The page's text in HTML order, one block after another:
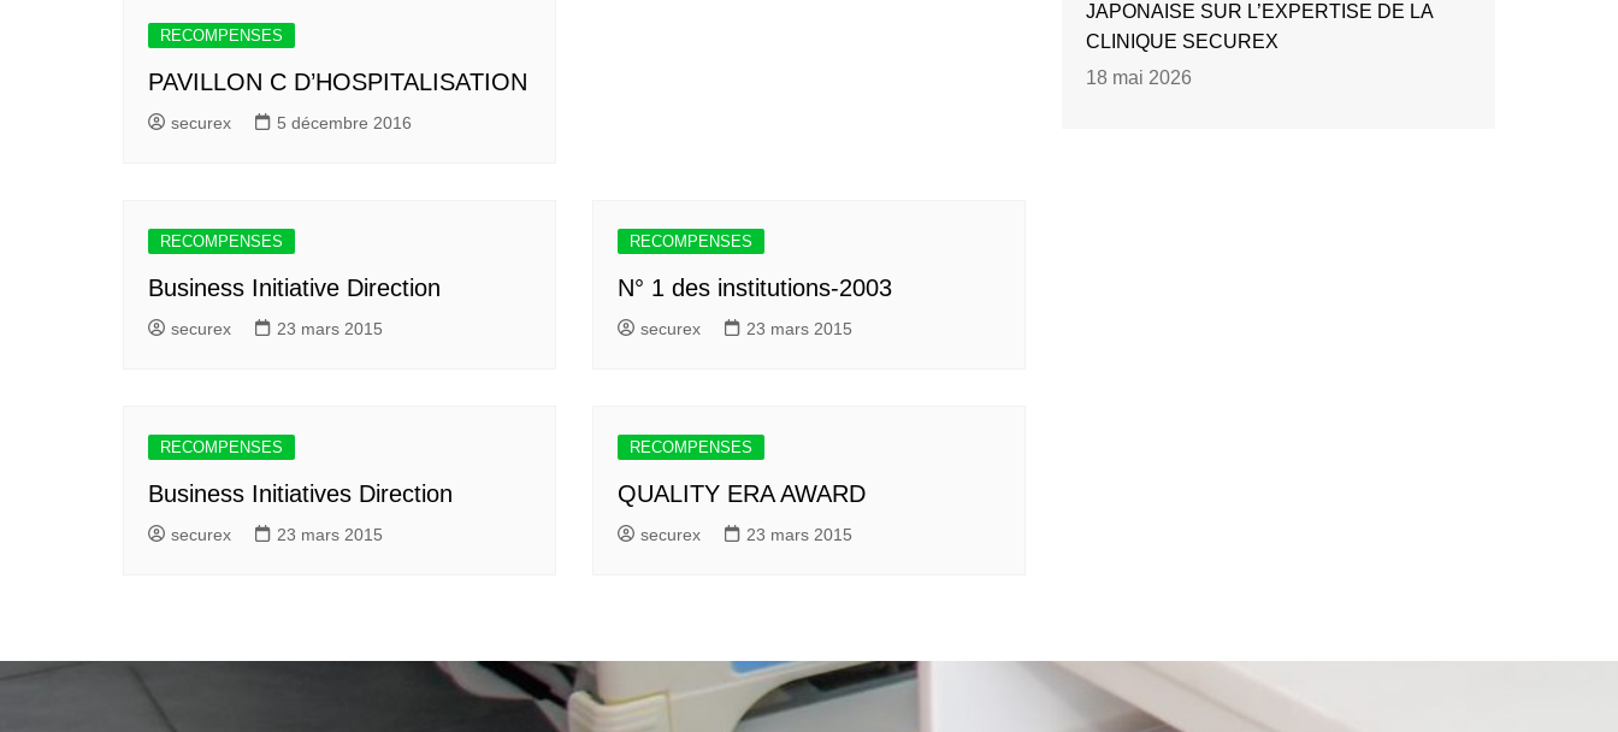
RECOMPENSES
PAVILLON C D’HOSPITALISATION
securex 5 décembre 2016
RECOMPENSES
Business Initiative Direction
securex 23 mars 2015
RECOMPENSES
N° 1 des institutions-2003
securex 23 mars 2015
RECOMPENSES
Business Initiatives Direction
securex 23 mars 2015
RECOMPENSES
QUALITY ERA AWARD
securex 23 mars 2015
JAPONAISE SUR L’EXPERTISE DE LA
CLINIQUE SECUREX
18 mai 2026